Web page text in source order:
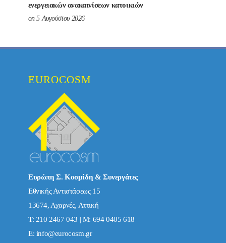
ενεργειακών ανακαινίσεων κατοικιών
on 5 Αυγούστου 2026
EUROCOSM
Ευρώπη Σ. Κοσμίδη & Συνεργάτες
Εθνικής Αντιστάσεως 15
13674, Αχαρνές, Αττική
Τ: 210 2467 043 | Μ: 694 0405 618
E: info@eurocosm.gr